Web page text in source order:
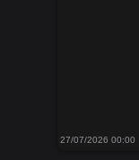
27/07/2026 00:00